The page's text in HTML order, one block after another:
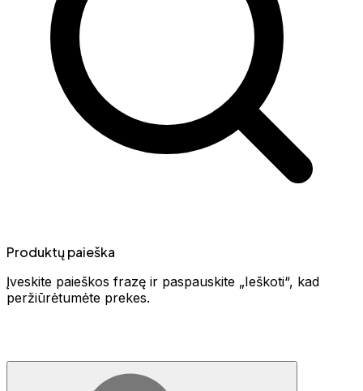
Produktų paieška
Įveskite paieškos frazę ir paspauskite „Ieškoti“, kad
peržiūrėtumėte prekes.